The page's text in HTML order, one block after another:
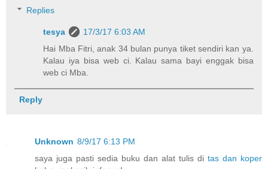
Replies
tesya
17/3/17 6:03 AM
Hai Mba Fitri, anak 34 bulan punya tiket sendiri kan ya.
Kalau iya bisa web ci. Kalau sama bayi enggak bisa
web ci Mba.
Reply
Unknown 8/9/17 6:13 PM
saya juga pasti sedia buku dan alat tulis di tas dan koper